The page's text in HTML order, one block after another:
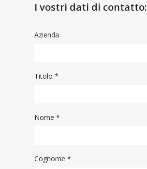
I vostri dati di contatto:
Azienda
Titolo *
Nome *
Cognome *